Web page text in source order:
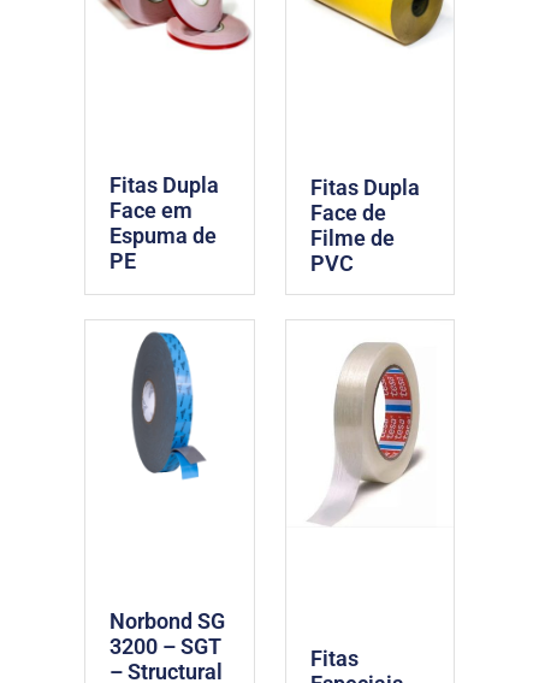
Fitas Dupla
Face em
Espuma de
PE
Fitas Dupla
Face de
Filme de
PVC
Norbond SG
3200 – SGT
– Structural
Fitas